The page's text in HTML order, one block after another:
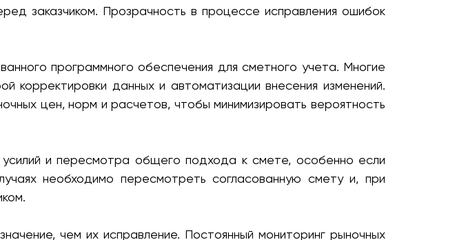
заказчиком. Прозрачность в процессе исправления ошибок
программного обеспечения для сметного учета. Многие
данных и автоматизации внесения изменений.
цен, норм и расчетов, чтобы минимизировать вероятность
и пересмотра общего подхода к смете, особенно если
необходимо пересмотреть согласованную смету и, при
чем их исправление. Постоянный мониторинг рыночных